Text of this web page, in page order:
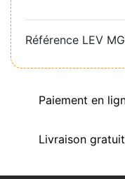
Référence LEV
Paiement en
Livraison